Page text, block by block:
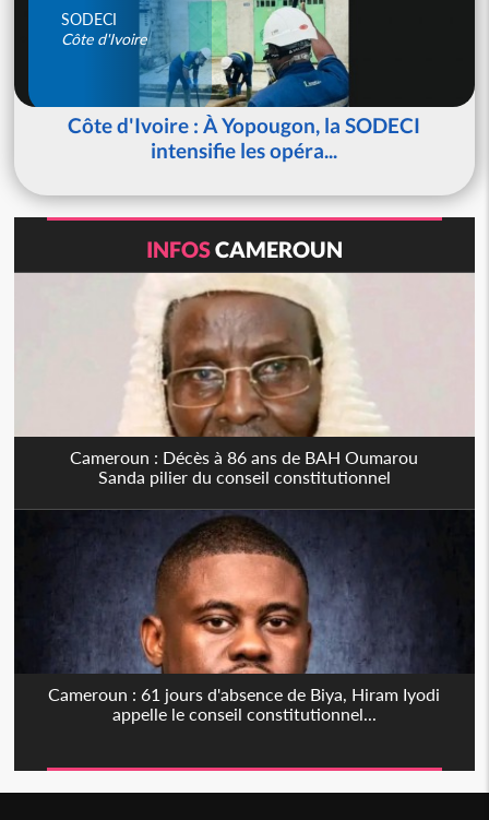
SODECI
Côte d'Ivoire
Côte d'Ivoire : À Yopougon, la SODECI
intensifie les opéra...
INFOSCAMEROUN
Cameroun : Décès à 86 ans de BAH Oumarou
Sanda pilier du conseil constitutionnel
Cameroun : 61 jours d'absence de Biya, Hiram Iyodi
appelle le conseil constitutionnel...